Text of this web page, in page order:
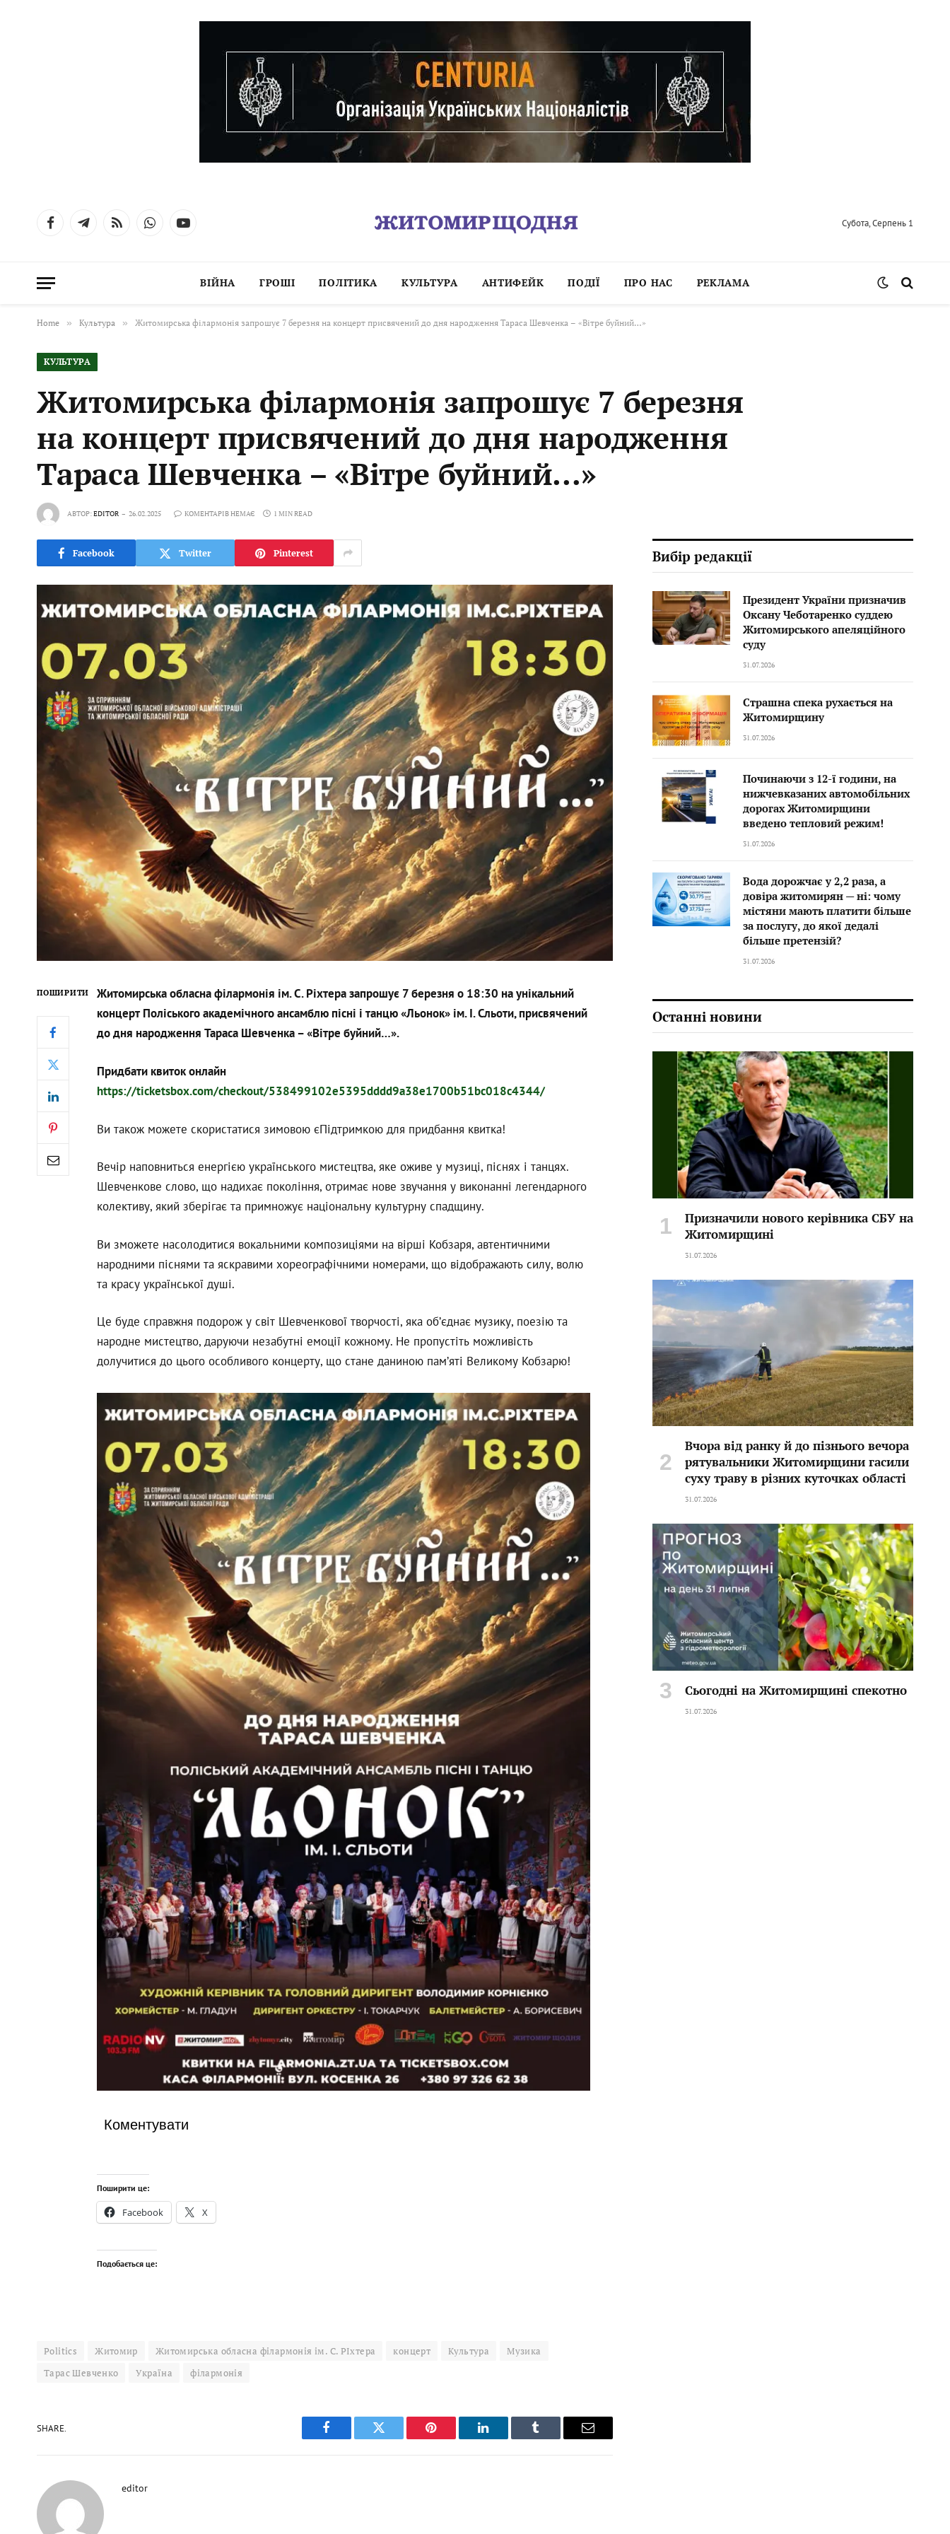
FacebookTelegramRSS WhatsAppYouTube Субота, Серпень 1
ВІЙНА ГРОШІ ПОЛІТИКА КУЛЬТУРА АНТИФЕЙК ПОДІЇ ПРО НАС РЕКЛАМА
Home » Культура » Житомирська філармонія запрошує 7 березня на концерт присвячений до дня народження Тараса Шевченка – «Вітре буйний…»
КУЛЬТУРА
Житомирська філармонія запрошує 7 березня
на концерт присвячений до дня народження
Тараса Шевченка – «Вітре буйний…»
АВТОР:EDITOR 26.02.2025 КОМЕНТАРІВ НЕМАЄ 1 MIN READ
Facebook Twitter Pinterest
ПОШИРИТИ
Житомирська обласна філармонія ім. С. Ріхтера запрошує 7 березня о 18:30 на унікальний
концерт Поліського академічного ансамблю пісні і танцю «Льонок» ім. І. Сльоти, присвячений
до дня народження Тараса Шевченка – «Вітре буйний…».
Придбати квиток онлайн
https://ticketsbox.com/checkout/538499102e5395dddd9a38e1700b51bc018c4344/
Ви також можете скористатися зимовою єПідтримкою для придбання квитка!
Вечір наповниться енергією українського мистецтва, яке оживе у музиці, піснях і танцях.
Шевченкове слово, що надихає покоління, отримає нове звучання у виконанні легендарного
колективу, який зберігає та примножує національну культурну спадщину.
Ви зможете насолодитися вокальними композиціями на вірші Кобзаря, автентичними
народними піснями та яскравими хореографічними номерами, що відображають силу, волю
та красу української душі.
Це буде справжня подорож у світ Шевченкової творчості, яка об’єднає музику, поезію та
народне мистецтво, даруючи незабутні емоції кожному. Не пропустіть можливість
долучитися до цього особливого концерту, що стане даниною пам’яті Великому Кобзарю!
Коментувати
Поширити це:
Facebook X
Подобається це:
Politics Житомир Житомирська обласна філармонія ім. С. РІхтера концерт Культура
Музика
Тарас Шевченко
Україна філармонія
SHARE.
Facebook Twitter Pinterest LinkedIn Tumblr Email
editor
Вибір редакції
Президент України призначив
Оксану Чеботаренко суддею
Житомирського апеляційного
суду
31.07.2026
Страшна спека рухається на
Житомирщину
31.07.2026
Починаючи з 12-ї години, на
нижчевказаних автомобільних
дорогах Житомирщини
введено тепловий режим!
31.07.2026
Вода дорожчає у 2,2 раза, а
довіра житомирян — ні: чому
містяни мають платити більше
за послугу, до якої дедалі
більше претензій?
31.07.2026
Останні новини
Призначили нового керівника СБУ на
Житомирщині
31.07.2026
Вчора від ранку й до пізнього вечора
рятувальники Житомирщини гасили
суху траву в різних куточках області
31.07.2026
Сьогодні на Житомирщині спекотно
31.07.2026